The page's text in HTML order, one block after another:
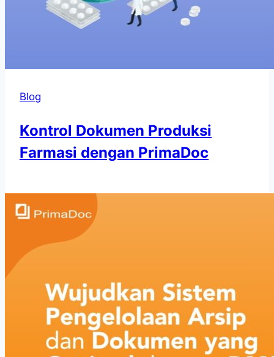
Blog
Kontrol Dokumen Produksi
Farmasi dengan PrimaDoc